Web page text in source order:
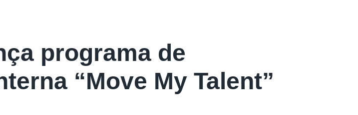
programa de
“Move My Talent”